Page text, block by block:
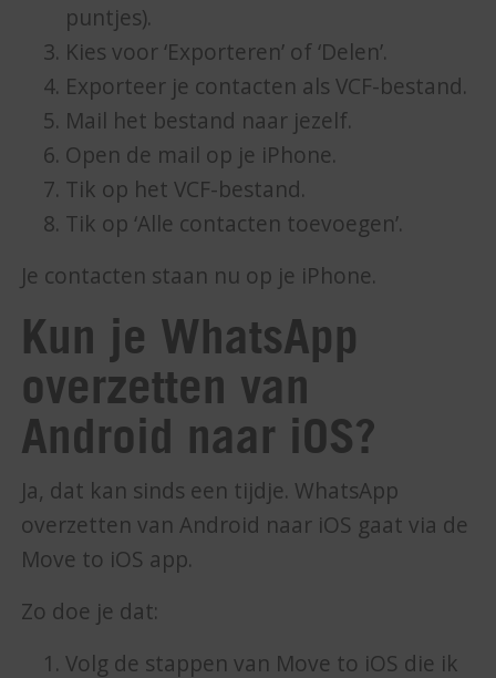
puntjes).
Kies voor ‘Exporteren’ of ‘Delen’.
Exporteer je contacten als VCF-bestand.
Mail het bestand naar jezelf.
Open de mail op je iPhone.
Tik op het VCF-bestand.
Tik op ‘Alle contacten toevoegen’.
Je contacten staan nu op je iPhone.
Kun je WhatsApp
overzetten van
Android naar iOS?
Ja, dat kan sinds een tijdje. WhatsApp
overzetten van Android naar iOS gaat via de
Move to iOS app.
Zo doe je dat:
Volg de stappen van Move to iOS die ik